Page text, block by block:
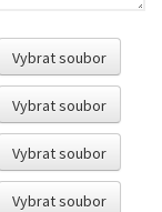
Vybrat soubor
Vybrat soubor
Vybrat soubor
Vybrat soubor